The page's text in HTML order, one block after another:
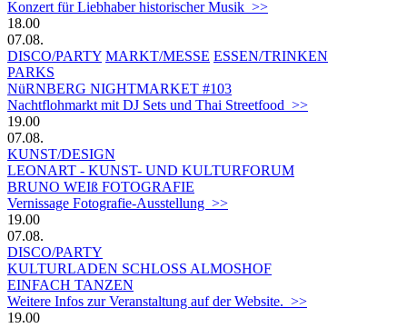
Konzert für Liebhaber historischer Musik >>
18.00
07.08.
DISCO/PARTY MARKT/MESSE ESSEN/TRINKEN
PARKS
NüRNBERG NIGHTMARKET #103
Nachtflohmarkt mit DJ Sets und Thai Streetfood >>
19.00
07.08.
KUNST/DESIGN
LEONART - KUNST- UND KULTURFORUM
BRUNO WEIß FOTOGRAFIE
Vernissage Fotografie-Ausstellung >>
19.00
07.08.
DISCO/PARTY
KULTURLADEN SCHLOSS ALMOSHOF
EINFACH TANZEN
Weitere Infos zur Veranstaltung auf der Website. >>
19.00